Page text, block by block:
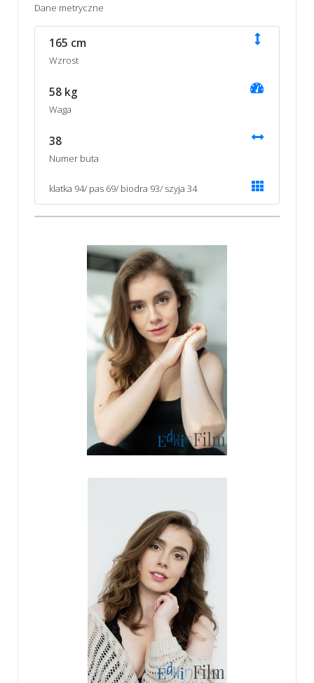
Dane metryczne
165 cm
Wzrost
58 kg
Waga
38
Numer buta
klatka 94/ pas 69/ biodra 93/ szyja 34